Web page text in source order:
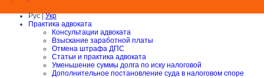
Рус |Укр
Практика адвоката
Консультации адвоката
Взыскание заработной платы
Отмена штрафа ДПС
Статьи и практика адвоката
Уменьшение суммы долга по иску налоговой
Дополнительное постановление суда в налоговом споре